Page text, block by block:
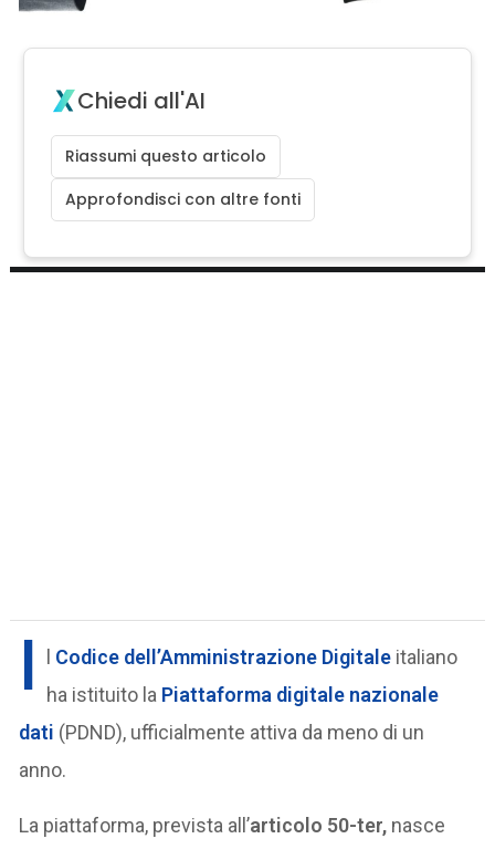
Chiedi all'AI
Riassumi questo articolo
Approfondisci con altre fonti
I l Codice dell’Amministrazione Digitale italiano
ha istituito la Piattaforma digitale nazionale
dati (PDND), ufficialmente attiva da meno di un
anno.
La piattaforma, prevista all’articolo 50-ter, nasce